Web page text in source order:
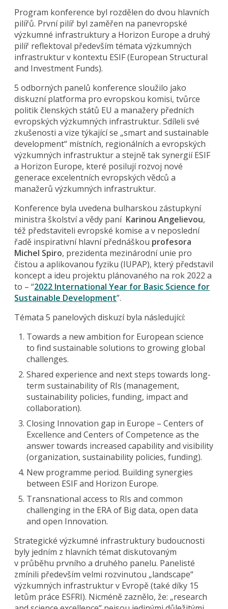
Program konference byl rozdělen do dvou hlavních
pilířů. První pilíř byl zaměřen na panevropské
výzkumné infrastruktury a Horizon Europe a druhý
pilíř reflektoval především témata výzkumných
infrastruktur v kontextu ESIF (European Structural
and Investment Funds).
5 odborných panelů konference sloužilo jako
diskuzní platforma pro evropskou komisi, tvůrce
politik členských států EU a manažery předních
evropských výzkumných infrastruktur. Sdíleli své
zkušenosti a vize týkající se „smart and sustainable
development“ místních, regionálních a evropských
výzkumných infrastruktur a stejně tak synergií ESIF
a Horizon Europe, které posilují rozvoj nové
generace excelentních evropských vědců a
manažerů výzkumných infrastruktur.
Konference byla uvedena bulharskou zástupkyní
ministra školství a vědy paní Karinou Angelievou,
též představiteli evropské komise a v neposlední
řadě inspirativní hlavní přednáškou profesora
Michel Spiro, prezidenta mezinárodní unie pro
čistou a aplikovanou fyziku (IUPAP), který představil
koncept a ideu projektu plánovaného na rok 2022 a
to – “2022 International Year for Basic Science for
Sustainable Development”.
Témata 5 panelových diskuzí byla následující:
Towards a new ambition for European science
to find sustainable solutions to growing global
challenges.
Shared experience and next steps towards long-
term sustainability of RIs (management,
sustainability policies, funding, impact and
collaboration).
Closing Innovation gap in Europe – Centers of
Excellence and Centers of Competence as the
answer towards increased capability and visibility
(organization, sustainability policies, funding).
New programme period. Building synergies
between ESIF and Horizon Europe.
Transnational access to RIs and common
challenging in the ERA of Big data, open data
and open Innovation.
Strategické výzkumné infrastruktury budoucnosti
byly jedním z hlavních témat diskutovaným
v průběhu prvního a druhého panelu. Panelisté
zmínili především velmi rozvinutou „landscape“
výzkumných infrastruktur v Evropě (také díky 15
letům práce ESFRI). Nicméně zaznělo, že: „research